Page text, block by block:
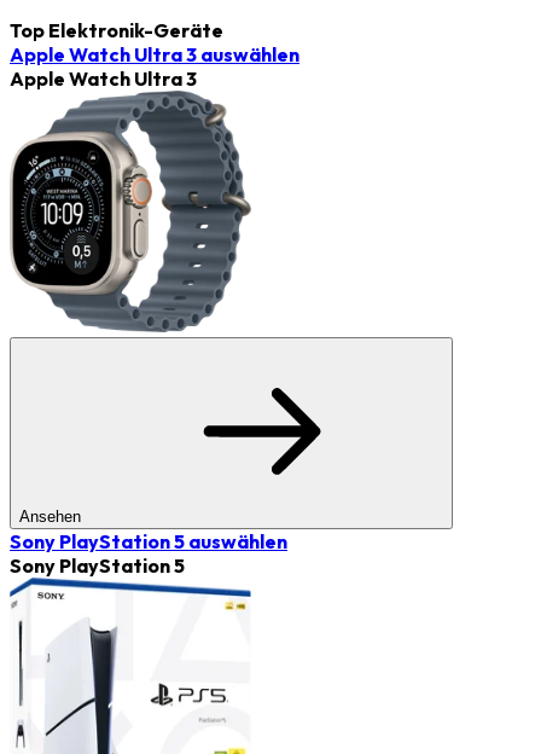
Top Elektronik-Geräte
Apple Watch Ultra 3 auswählen
Apple Watch Ultra 3
Ansehen
Sony PlayStation 5 auswählen
Sony PlayStation 5